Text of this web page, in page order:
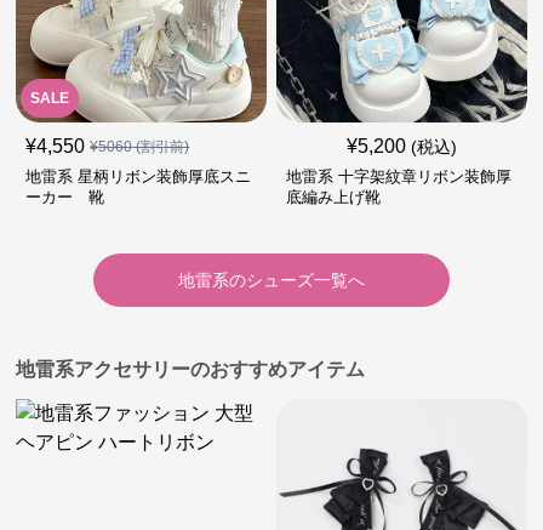
SALE
¥4,550 ¥5060(割引前)
地雷系 星柄リボン装飾厚底スニ
ーカー 靴
¥5,200 (税込)
地雷系 十字架紋章リボン装飾厚
底編み上げ靴
地雷系のシューズ一覧へ
地雷系アクセサリーのおすすめアイテム